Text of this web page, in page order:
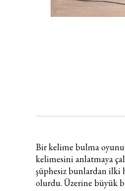
Bir kelime bulma oyunu
kelimesini anlatmaya
şüphesiz bunlardan ilki
olurdu. Üzerine büyük